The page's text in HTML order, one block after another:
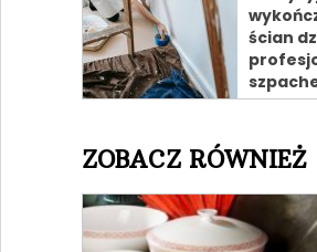
ścian
ZOBACZ RÓWNIEŻ